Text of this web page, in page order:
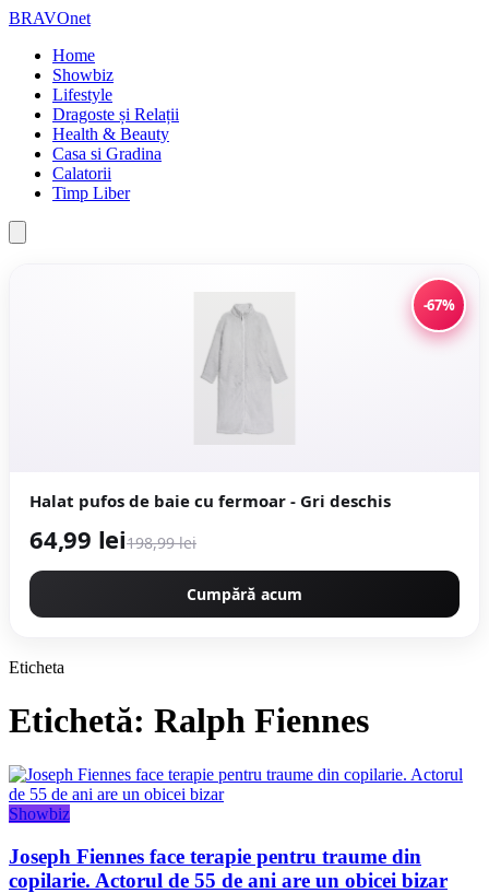
BRAVOnet
Home
Showbiz
Lifestyle
Dragoste și Relații
Health & Beauty
Casa si Gradina
Calatorii
Timp Liber
-67%
Halat pufos de baie cu fermoar - Gri deschis
64,99 lei198,99 lei
Cumpără acum
Eticheta
Etichetă: Ralph Fiennes
Showbiz
Joseph Fiennes face terapie pentru traume din
copilarie. Actorul de 55 de ani are un obicei bizar